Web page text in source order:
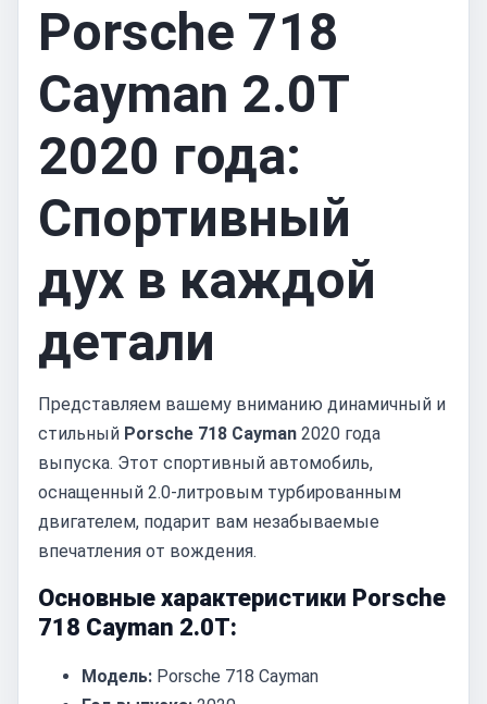
Porsche 718
Cayman 2.0T
2020 года:
Спортивный
дух в каждой
детали
Представляем вашему вниманию динамичный и
стильный Porsche 718 Cayman 2020 года
выпуска. Этот спортивный автомобиль,
оснащенный 2.0-литровым турбированным
двигателем, подарит вам незабываемые
впечатления от вождения.
Основные характеристики Porsche
718 Cayman 2.0T:
Модель: Porsche 718 Cayman